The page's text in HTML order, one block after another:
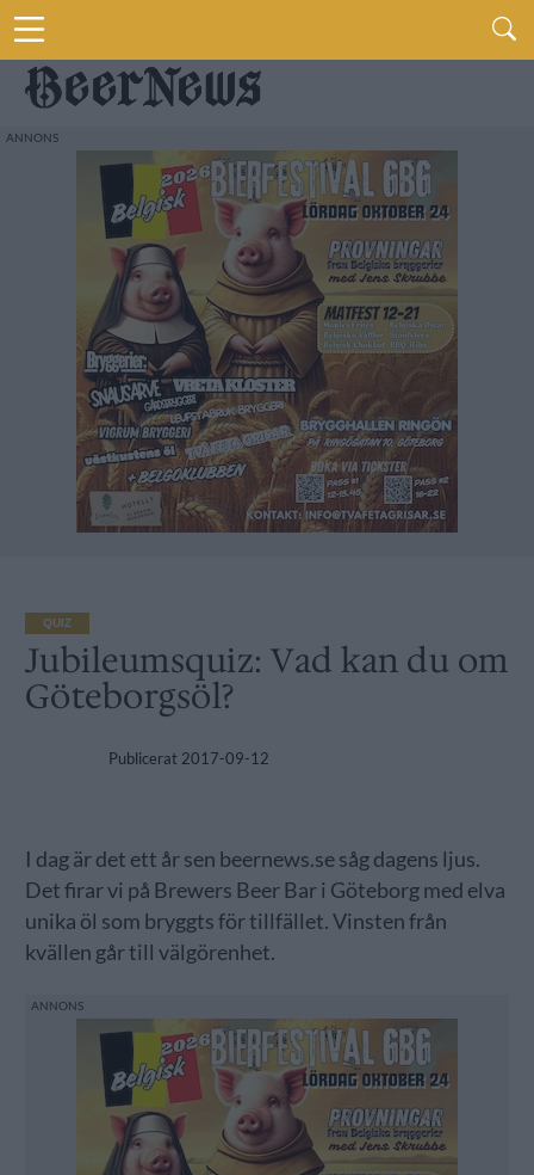
QUIZ
Jubileumsquiz: Vad kan du om
Göteborgsöl?
Publicerat 2017-09-12
I dag är det ett år sen beernews.se såg dagens ljus.
Det firar vi på Brewers Beer Bar i Göteborg med elva
unika öl som bryggts för tillfället. Vinsten från
kvällen går till välgörenhet.